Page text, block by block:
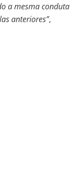
a mesma conduta
anteriores”,